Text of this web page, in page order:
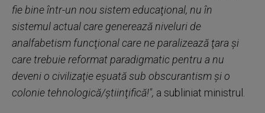
fie bine într-un nou sistem educaţional, nu în
sistemul actual care generează niveluri de
analfabetism funcţional care ne paralizează ţara şi
care trebuie reformat paradigmatic pentru a nu
deveni o civilizaţie eşuată sub obscurantism şi o
colonie tehnologică/ştiinţifică!", a subliniat ministrul.